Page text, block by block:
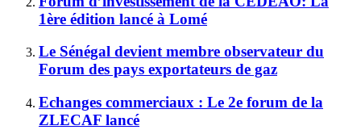
1ère édition lancé à Lomé
Le Sénégal devient membre observateur du
Forum des pays exportateurs de gaz
Echanges commerciaux : Le 2e forum de la
ZLECAF lancé